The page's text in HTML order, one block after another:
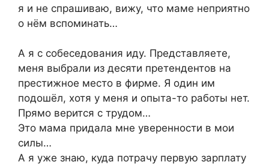
я и не спрашиваю, вижу, что маме неприятно
о нём вспоминать…
А я с собеседования иду. Представляете,
меня выбрали из десяти претендентов на
престижное место в фирме. Я один им
подошёл, хотя у меня и опыта-то работы нет.
Прямо верится с трудом…
Это мама придала мне уверенности в мои
силы…
А я уже знаю, куда потрачу первую зарплату